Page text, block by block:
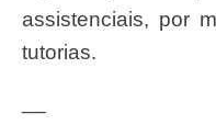
assistenciais, por
tutorias.